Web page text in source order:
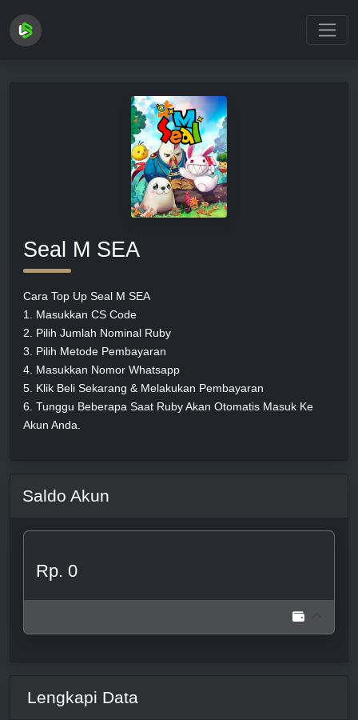
Seal M SEA
Cara Top Up Seal M SEA
1. Masukkan CS Code
2. Pilih Jumlah Nominal Ruby
3. Pilih Metode Pembayaran
4. Masukkan Nomor Whatsapp
5. Klik Beli Sekarang & Melakukan Pembayaran
6. Tunggu Beberapa Saat Ruby Akan Otomatis Masuk Ke
Akun Anda.
Saldo Akun
Rp. 0
Lengkapi Data